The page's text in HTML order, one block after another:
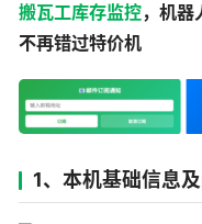
搬瓦工库存监控，机器
不再错过特价机
1、本机基础信息